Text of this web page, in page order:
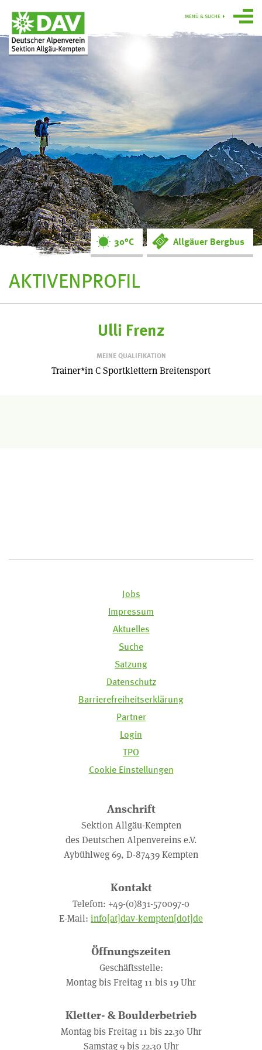
Gruppen
Hütten
swoboda alpin
Service
Ortsgruppe
Obergünzburg
MENÜ & SUCHE
AKTIVENPROFIL
30°C Allgäuer Bergbus
Ulli Frenz
MEINE QUALIFIKATION
Trainer*in C Sportklettern Breitensport
Jobs
Impressum
Aktuelles
Suche
Satzung
Datenschutz
Barrierefreiheitserklärung
Partner
Login
TPO
Cookie Einstellungen
Anschrift
Sektion Allgäu-Kempten
des Deutschen Alpenvereins e.V.
Aybühlweg 69, D-87439 Kempten
Kontakt
Telefon: +49-(0)831-570097-0
E-Mail: info[at]dav-kempten[dot]de
Öffnungszeiten
Geschäftsstelle:
Montag bis Freitag 11 bis 19 Uhr
Kletter- & Boulderbetrieb
Montag bis Freitag 11 bis 22.30 Uhr
Samstag 9 bis 22.30 Uhr